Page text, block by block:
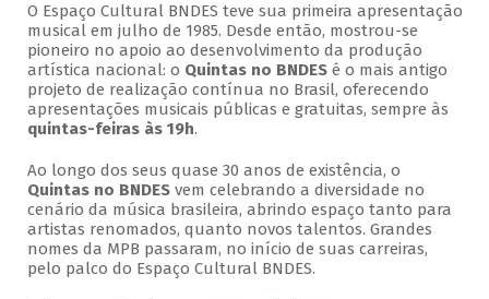
O Espaço Cultural BNDES teve sua primeira apresentação
musical em julho de 1985. Desde então, mostrou-se
pioneiro no apoio ao desenvolvimento da produção
artística nacional: o Quintas no BNDESé o mais antigo
projeto de realização contínua no Brasil, oferecendo
apresentações musicais públicas e gratuitas, sempre às
quintas-feiras às 19h.
Ao longo dos seus quase 30 anos de existência, o
Quintas no BNDESvem celebrando a diversidade no
cenário da música brasileira, abrindo espaço tanto para
artistas renomados, quanto novos talentos. Grandes
nomes da MPB passaram, no início de suas carreiras,
pelo palco do Espaço Cultural BNDES.